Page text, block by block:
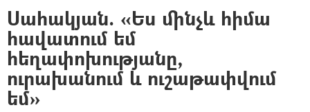
Սահակյան. «Ես մինչև հիմա
հավատում եմ
հեղափոխությանը,
ուրախանում և ուշաթափվում
եմ»